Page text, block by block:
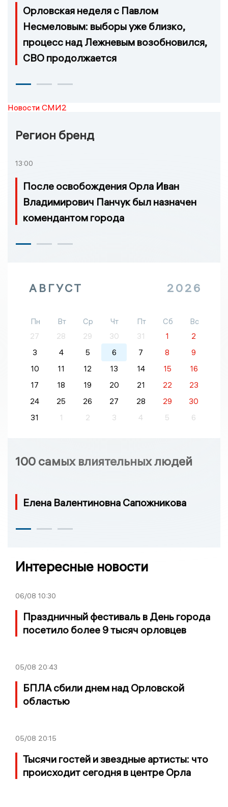
Орловская неделя с Павлом
Несмеловым: выборы уже близко,
процесс над Лежневым возобновился,
СВО продолжается
Новости СМИ2
Регион бренд
13:00
После освобождения Орла Иван
Владимирович Панчук был назначен
комендантом города
АВГУСТ 2026
Пн Вт Ср Чт Пт Сб
Вс
27
28 29 30 31 1
2
3
4 5 6 7 8
9
10
11 12 13 14 15
16
17
18 19 20 21 22
23
24
25 26 27 28 29
30
31
1 2 3 4 5 6
100 самых влиятельных людей
Елена Валентиновна Сапожникова
Интересные новости
06/08 10:30
Праздничный фестиваль в День города
посетило более 9 тысяч орловцев
05/08 20:43
БПЛА сбили днем над Орловской
областью
05/08 20:15
Тысячи гостей и звездные артисты: что
происходит сегодня в центре Орла